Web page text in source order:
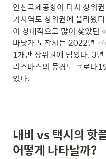
인천국제공항이 다시 상위
기차역도 상위권에 올라왔
이 상대적으로 많이 찾았던
바닷가 도착지는 2022년
1개만 상위권에 남았다. 3
리스마스의 풍경도 코로나
었다.
내비 vs 택시의 핫
어떻게 나타날까?